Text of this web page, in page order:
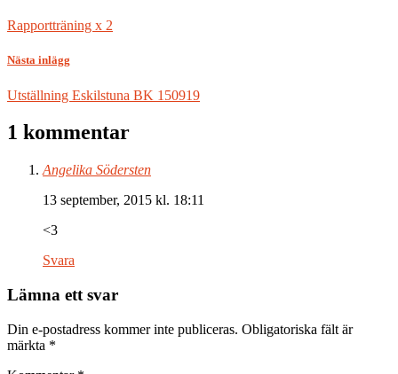
Rapportträning x 2
Nästa inlägg
Utställning Eskilstuna BK 150919
1 kommentar
Angelika Södersten
13 september, 2015 kl. 18:11
<3
Svara
Lämna ett svar
Din e-postadress kommer inte publiceras. Obligatoriska fält är
märkta *